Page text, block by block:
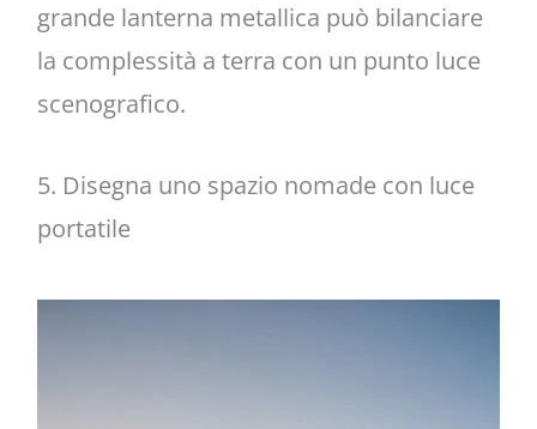
grande lanterna metallica può bilanciare
la complessità a terra con un punto luce
scenografico.
5. Disegna uno spazio nomade con luce
portatile